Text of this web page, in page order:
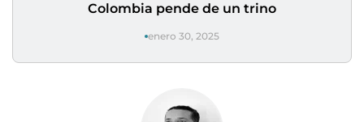
Colombia pende de un trino
enero 30, 2025